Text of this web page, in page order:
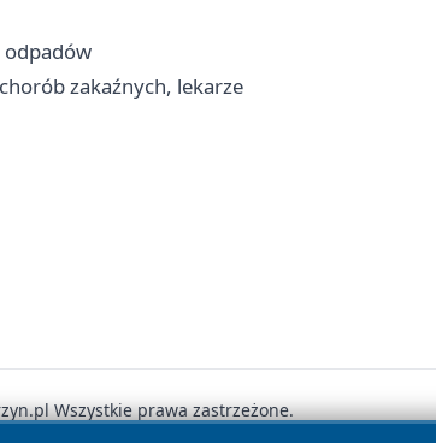
odpadów
zakaźnych, lekarze
Wszystkie prawa zastrzeżone.